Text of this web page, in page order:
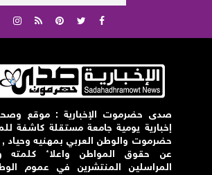
صدى حضرموت الإخبارية : موقع وصحيفة
إخبارية يومية جامعة مستقلة كاشفة
حضرموت والوطن العربي بمهنيه وحياد ,
عن حقوق المواطن واعلاء كلمته
المراسلين المنتشرين في عموم